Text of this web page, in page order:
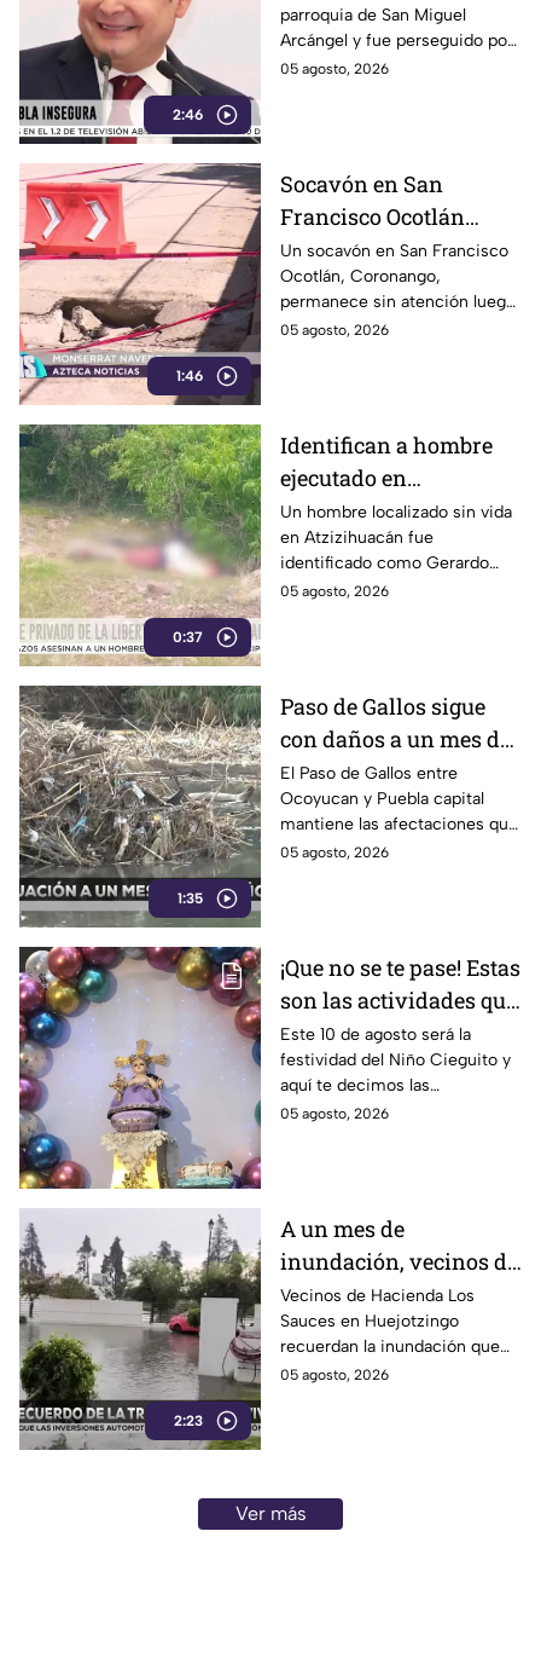
2:46
delincuentes: feligreses
detienen a presunto
ladrón ante la
Armenta
parroquia de San Miguel
Arcángel y fue perseguido por
los propios feligreses, quienes
vigilancia.
05 agosto, 2026
1:46
Socavón en San
Francisco Ocotlán
permanece abierto tras
lluvias
Un socavón en San Francisco
Ocotlán, Coronango,
permanece sin atención luego
de formarse hace más de 15
05 agosto, 2026
0:37
Identifican a hombre
ejecutado en
Atzizihuacán; fue
privado de la libertad
Un hombre localizado sin vida
en Atzizihuacán fue
identificado como Gerardo
“N”, de 27 años, quien
05 agosto, 2026
1:35
Paso de Gallos sigue
con daños a un mes de
afectaciones por
lluvias
El Paso de Gallos entre
Ocoyucan y Puebla capital
mantiene las afectaciones que
dejó el aumento del nivel del
05 agosto, 2026
¡Que no se te pase! Estas
son las actividades que
habrá por la festividad
del Niño Cieguito en
Puebla
Este 10 de agosto será la
festividad del Niño Cieguito y
aquí te decimos las
actividades que se llevarán a
05 agosto, 2026
2:23
A un mes de
inundación, vecinos de
Hacienda Los Sauces
reconstruyen sus
hogares
Vecinos de Hacienda Los
Sauces en Huejotzingo
recuerdan la inundación que
afectó sus viviendas hace un
05 agosto, 2026
Ver más